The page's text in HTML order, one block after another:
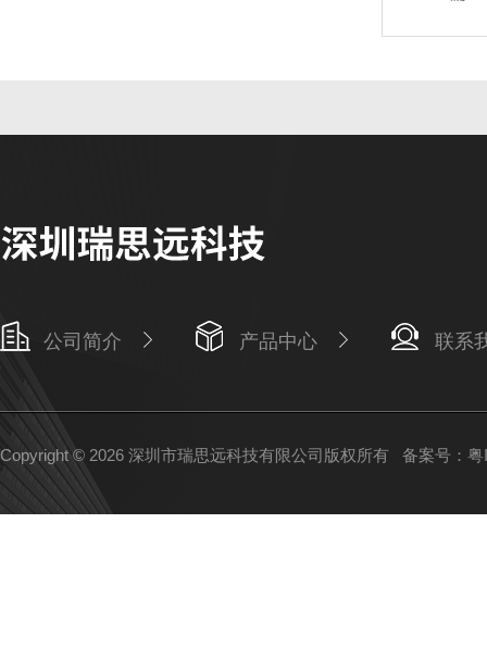
公司简介 产品中心 联系
Copyright © 2026 深圳市瑞思远科技有限公司版权所有 备案号：